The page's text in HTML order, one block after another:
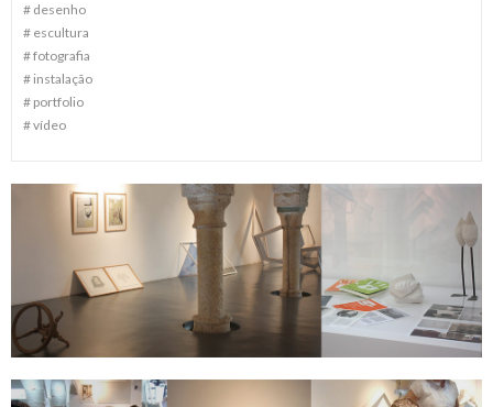
# desenho
# escultura
#fotografia
# instalação
# portfolio
#ví­deo